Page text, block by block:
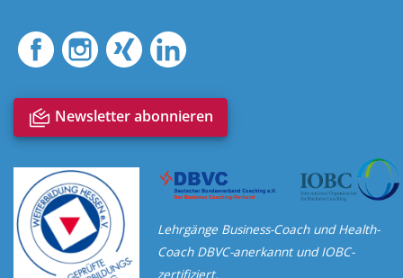
notification_multiple Newsletter abonnieren
Lehrgänge Business-Coach und Health-
Coach DBVC-anerkannt und IOBC-
zertifiziert.